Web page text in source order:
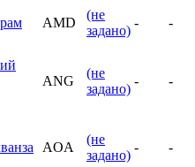
AMD
(не
задано)
- -
ANG
(не
задано)
- -
AOA
(не
задано)
- -